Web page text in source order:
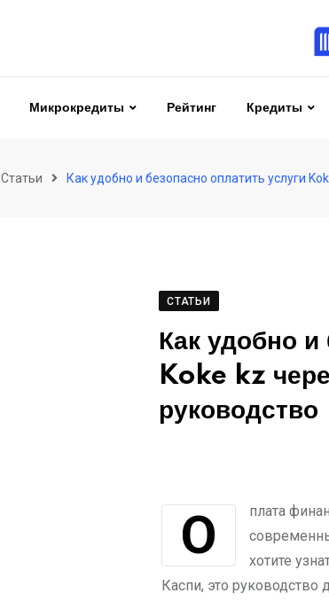
Микрокредиты Рейтинг Кредиты
Статьи Как удобно и безопасно оплатить услуги
СТАТЬИ
Как удобно и
Koke kz
руководство
Оплата финансовых обязательств становится проще с использованием
хотите
Каспи, это